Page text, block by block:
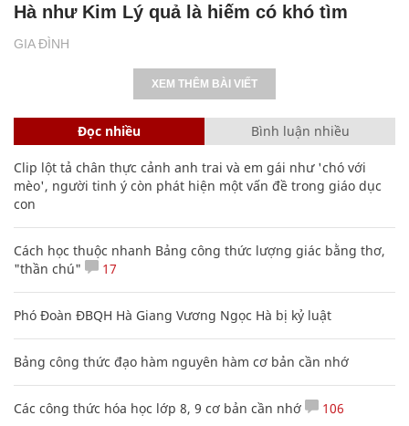
GIA ĐÌNH
Hà như Kim Lý quả là hiếm có khó tìm
XEM THÊM BÀI VIẾT
Đọc nhiều Bình luận nhiều
Clip lột tả chân thực cảnh anh trai và em gái như 'chó với
mèo', người tinh ý còn phát hiện một vấn đề trong giáo dục
con
Cách học thuộc nhanh Bảng công thức lượng giác bằng thơ,
"thần chú"
17
Phó Đoàn ĐBQH Hà Giang Vương Ngọc Hà bị kỷ luật
Bảng công thức đạo hàm nguyên hàm cơ bản cần nhớ
Các công thức hóa học lớp 8, 9 cơ bản cần nhớ 106